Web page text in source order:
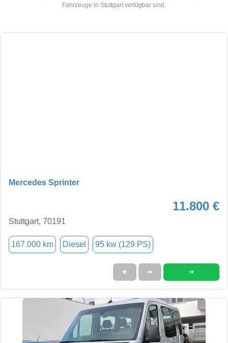
Fahrzeuge in Stuttgart verfügbar sind.
Mercedes Sprinter
11.800 €
Stuttgart, 70191
167.000 km Diesel 95 kw (129 PS)
★ ➦ ➜